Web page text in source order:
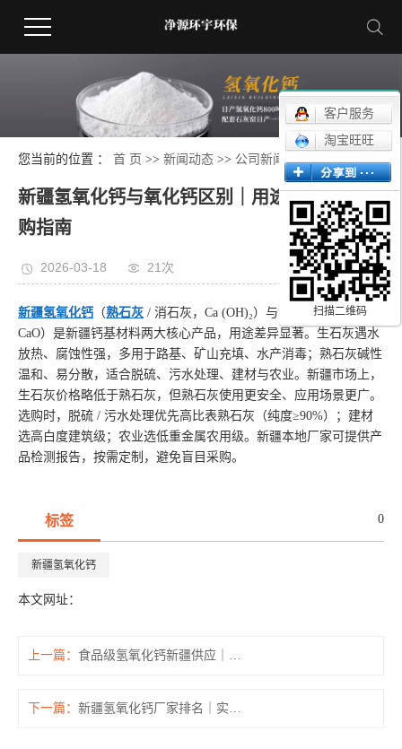
您当前的位置 ：首 页 >>新闻动态 >> 公司新闻
新疆氢氧化钙与氧化钙区别｜用途、价格与选
购指南
2026-03-18 21次
新疆氢氧化钙 （熟石灰 / 消石灰，Ca (OH)₂）与氧化钙（生石灰，
CaO）是新疆钙基材料两大核心产品，用途差异显著。生石灰遇水
放热、腐蚀性强，多用于路基、矿山充填、水产消毒；熟石灰碱性
温和、易分散，适合脱硫、污水处理、建材与农业。新疆市场上，
生石灰价格略低于熟石灰，但熟石灰使用更安全、应用场景更广。
选购时，脱硫 / 污水处理优先高比表熟石灰（纯度≥90%）；建材
选高白度建筑级；农业选低重金属农用级。新疆本地厂家可提供产
品检测报告，按需定制，避免盲目采购。
标签 0
新疆氢氧化钙
本文网址：
上一篇： 食品级氢氧化钙新疆供应｜制糖、食品加工与医药辅料
下一篇： 新疆氢氧化钙厂家排名｜实力企业与产品优势对比
客户服务
淘宝旺旺
扫描二维码